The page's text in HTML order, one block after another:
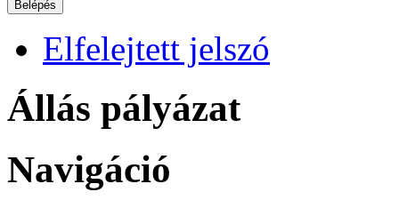
Elfelejtett jelszó
Állás pályázat
Navigáció